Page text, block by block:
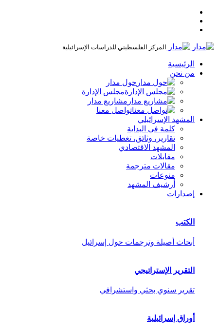
المركز الفلسطيني للدراسات الإسرائيلية
الرئيسية
من نحن
حول مدار
مجلس الإدارة
مشاريع مدار
تواصل معنا
المشهد الإسرائيلي
كلمة في البداية
تقارير، وثائق، تغطيات خاصة
المشهد الاقتصادي
مقابلات
مقالات مترجمة
منوعات
أرشيف المشهد
إصدارات
الكتب
أبحاث أصيلة وترجمات حول إسرائيل
التقرير الإستراتيجي
تقرير سنوي بحثي واستشرافي
أوراق إسرائيلية